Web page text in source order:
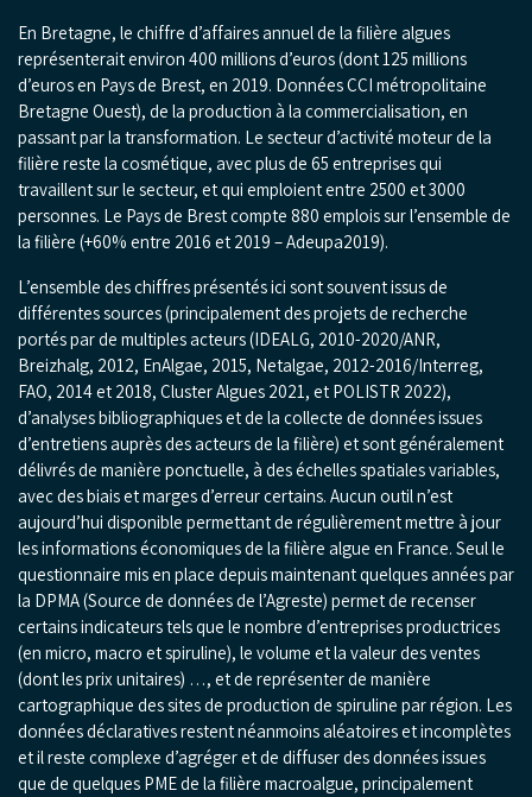
En Bretagne, le chiffre d’affaires annuel de la filière algues
représenterait environ 400 millions d’euros (dont 125 millions
d’euros en Pays de Brest, en 2019. Données CCI métropolitaine
Bretagne Ouest), de la production à la commercialisation, en
passant par la transformation. Le secteur d’activité moteur de la
filière reste la cosmétique, avec plus de 65 entreprises qui
travaillent sur le secteur, et qui emploient entre 2500 et 3000
personnes. Le Pays de Brest compte 880 emplois sur l’ensemble de
la filière (+60% entre 2016 et 2019 – Adeupa2019).
L’ensemble des chiffres présentés ici sont souvent issus de
différentes sources (principalement des projets de recherche
portés par de multiples acteurs (IDEALG, 2010-2020/ANR,
Breizhalg, 2012, EnAlgae, 2015, Netalgae, 2012-2016/Interreg,
FAO, 2014 et 2018, Cluster Algues 2021, et POLISTR 2022),
d’analyses bibliographiques et de la collecte de données issues
d’entretiens auprès des acteurs de la filière) et sont généralement
délivrés de manière ponctuelle, à des échelles spatiales variables,
avec des biais et marges d’erreur certains. Aucun outil n’est
aujourd’hui disponible permettant de régulièrement mettre à jour
les informations économiques de la filière algue en France. Seul le
questionnaire mis en place depuis maintenant quelques années par
la DPMA (Source de données de l’Agreste) permet de recenser
certains indicateurs tels que le nombre d’entreprises productrices
(en micro, macro et spiruline), le volume et la valeur des ventes
(dont les prix unitaires) …, et de représenter de manière
cartographique des sites de production de spiruline par région. Les
données déclaratives restent néanmoins aléatoires et incomplètes
et il reste complexe d’agréger et de diffuser des données issues
que de quelques PME de la filière macroalgue, principalement